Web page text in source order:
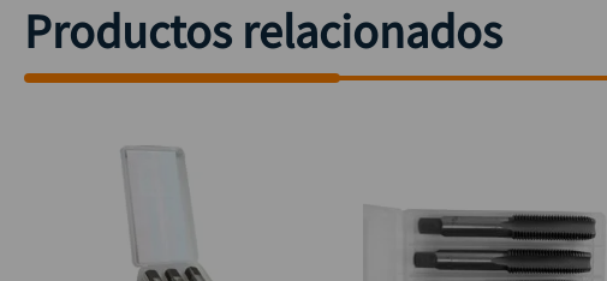
Productos relacionados